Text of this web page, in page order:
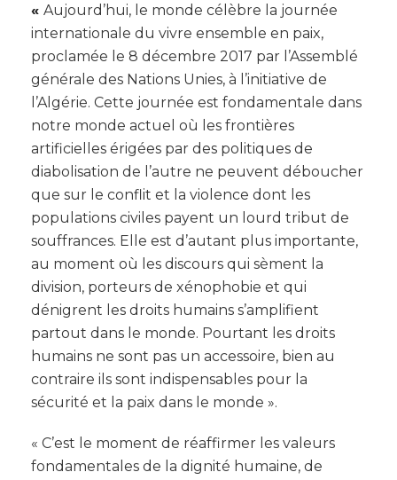
« Aujourd’hui, le monde célèbre la journée
internationale du vivre ensemble en paix,
proclamée le 8 décembre 2017 par l’Assemblé
générale des Nations Unies, à l’initiative de
l’Algérie. Cette journée est fondamentale dans
notre monde actuel où les frontières
artificielles érigées par des politiques de
diabolisation de l’autre ne peuvent déboucher
que sur le conflit et la violence dont les
populations civiles payent un lourd tribut de
souffrances. Elle est d’autant plus importante,
au moment où les discours qui sèment la
division, porteurs de xénophobie et qui
dénigrent les droits humains s’amplifient
partout dans le monde. Pourtant les droits
humains ne sont pas un accessoire, bien au
contraire ils sont indispensables pour la
sécurité et la paix dans le monde ».
« C’est le moment de réaffirmer les valeurs
fondamentales de la dignité humaine, de